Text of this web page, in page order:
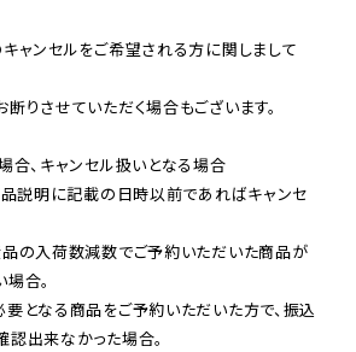
ャンセルをご希望される方に関しまして
りさせていただく場合もございます。
、キャンセル扱いとなる場合
説明に記載の日時以前であればキャンセ
品の入荷数減数でご予約いただいた商品が
合。
要となる商品をご予約いただいた方で、振込
出来なかった場合。